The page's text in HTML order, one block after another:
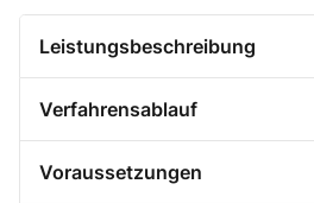
Leistungsbeschreibung
Verfahrensablauf
Voraussetzungen